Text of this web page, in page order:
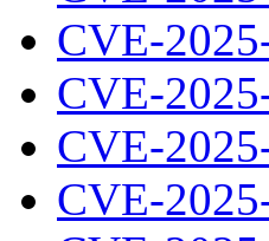
CVE-
CVE-
CVE-
CVE-